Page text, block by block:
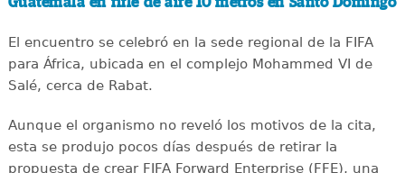
Guatemala en rifle de aire 10 metros en Santo Domingo
El encuentro se celebró en la sede regional de la FIFA
para África, ubicada en el complejo Mohammed VI de
Salé, cerca de Rabat.
Aunque el organismo no reveló los motivos de la cita,
esta se produjo pocos días después de retirar la
propuesta de crear FIFA Forward Enterprise (FFE), una